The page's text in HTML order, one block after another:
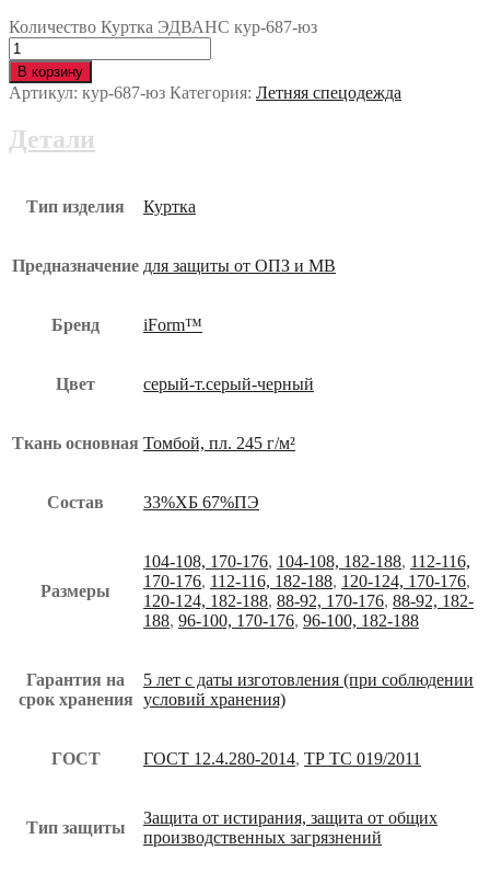
Количество Куртка ЭДВАНС кур-687-юз
В корзину
Артикул: кур-687-юз Категория: Летняя спецодежда
Детали
Тип изделия Куртка
Предназначение для защиты от ОПЗ и МВ
Бренд iForm™
Цвет серый-т.серый-черный
Ткань основная Томбой, пл. 245 г/м²
Состав 33%ХБ 67%ПЭ
Размеры
104-108, 170-176, 104-108, 182-188, 112-116,
170-176, 112-116, 182-188, 120-124, 170-176,
120-124, 182-188, 88-92, 170-176, 88-92, 182-
188, 96-100, 170-176, 96-100, 182-188
Гарантия на
срок хранения
5 лет с даты изготовления (при соблюдении
условий хранения)
ГОСТ ГОСТ 12.4.280-2014, ТР ТС 019/2011
Тип защиты
Защита от истирания, защита от общих
производственных загрязнений